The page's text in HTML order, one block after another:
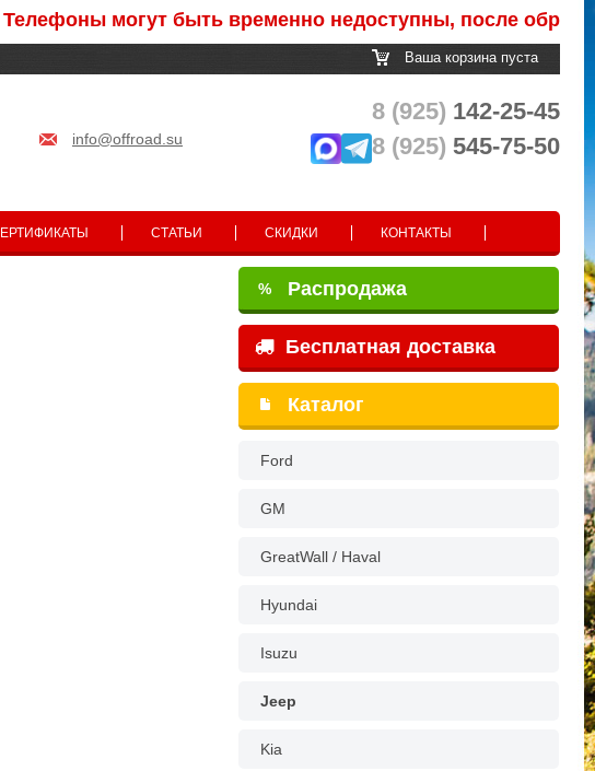
могут быть временно недоступны, после обработки
Ваша корзина пуста
info@offroad.su
8 (925) 142-25-45
8 (925) 545-75-50
СТАТЬИ СКИДКИ КОНТАКТЫ
% Распродажа
Бесплатная доставка
Каталог
Ford
GM
GreatWall / Haval
Hyundai
Isuzu
Jeep
Kia